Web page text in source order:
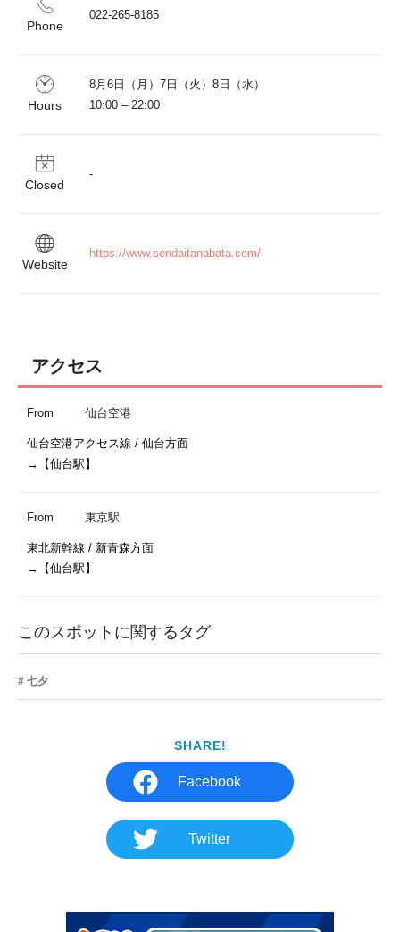
Phone
022-265-8185
Hours
8月6日（月）7日（火）8日（水）
Closed
Website
https://www.sendaitanabata.com/
アクセス
From 仙台空港
仙台空港アクセス線 / 仙台方面
From 東京駅
東北新幹線 / 新青森方面
このスポットに関するタグ
七夕
SHARE!
Facebook
Twitter